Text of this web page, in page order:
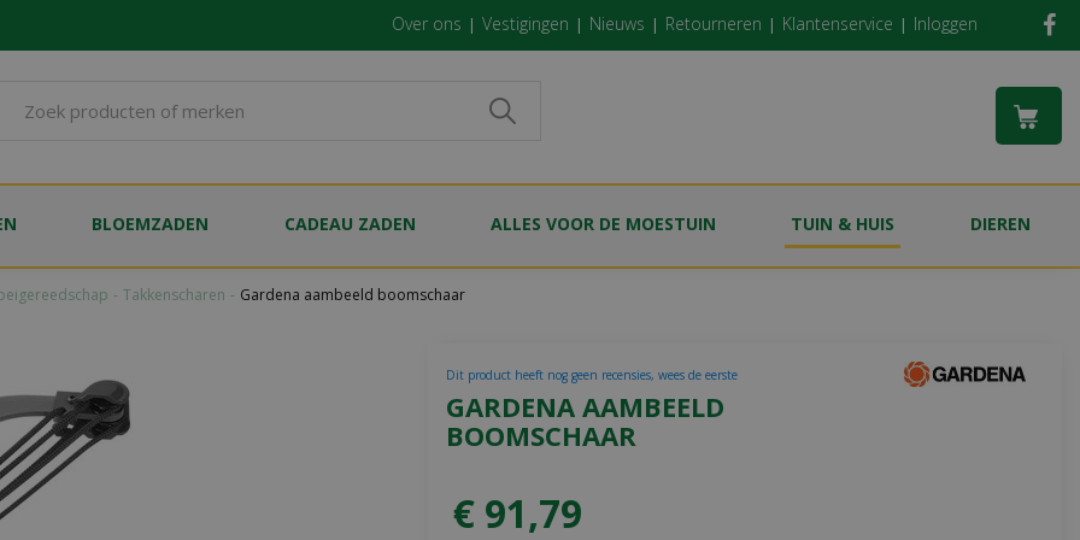
Takkenscharen Gardena aambeeld boomschaar
Over ons Vestigingen Nieuws Retourneren Klantenservice Inloggen
BLOEMZADEN CADEAU ZADEN ALLES VOOR DE MOESTUIN TUIN & HUIS DIEREN
GARDENA AAMBEELD
BOOMSCHAAR
Dit product heeft nog geen recensies, wees de eerste
€ 91,79